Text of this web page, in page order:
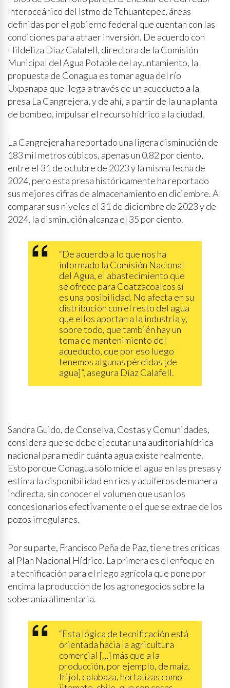
Interoceánico del Istmo de Tehuantepec, áreas
definidas por el gobierno federal que cuentan con las
condiciones para atraer inversión. De acuerdo con
Hildeliza Díaz Calafell, directora de la Comisión
Municipal del Agua Potable del ayuntamiento, la
propuesta de Conagua es tomar agua del río
Uxpanapa que llega a través de un acueducto a la
presa La Cangrejera, y de ahí, a partir de la una planta
de bombeo, impulsar el recurso hídrico a la ciudad.
La Cangrejera ha reportado una ligera disminución de
183 mil metros cúbicos, apenas un 0.82 por ciento,
entre el 31 de octubre de 2023 y la misma fecha de
2024, pero esta presa históricamente ha reportado
sus mejores cifras de almacenamiento en diciembre. Al
comparar sus niveles el 31 de diciembre de 2023 y de
2024, la disminución alcanza el 35 por ciento.
“De acuerdo a lo que nos ha
informado la Comisión Nacional
del Agua, el abastecimiento que
se ofrece para Coatzacoalcos sí
es una posibilidad. No afecta en su
distribución con el resto del agua
que ellos aportan a la industria y,
sobre todo, que también hay un
tema de mantenimiento del
acueducto, que por eso luego
tenemos algunas pérdidas [de
agua]”, asegura Díaz Calafell.
Sandra Guido, de Conselva, Costas y Comunidades,
considera que se debe ejecutar una auditoría hídrica
nacional para medir cuánta agua existe realmente.
Esto porque Conagua sólo mide el agua en las presas y
estima la disponibilidad en ríos y acuíferos de manera
indirecta, sin conocer el volumen que usan los
concesionarios efectivamente o el que se extrae de los
pozos irregulares.
Por su parte, Francisco Peña de Paz, tiene tres críticas
al Plan Nacional Hídrico. La primera es el enfoque en
la tecnificación para el riego agrícola que pone por
encima la producción de los agronegocios sobre la
soberanía alimentaria.
“Esta lógica de tecnificación está
orientada hacia la agricultura
comercial […] más que a la
producción, por ejemplo, de maíz,
frijol, calabaza, hortalizas como